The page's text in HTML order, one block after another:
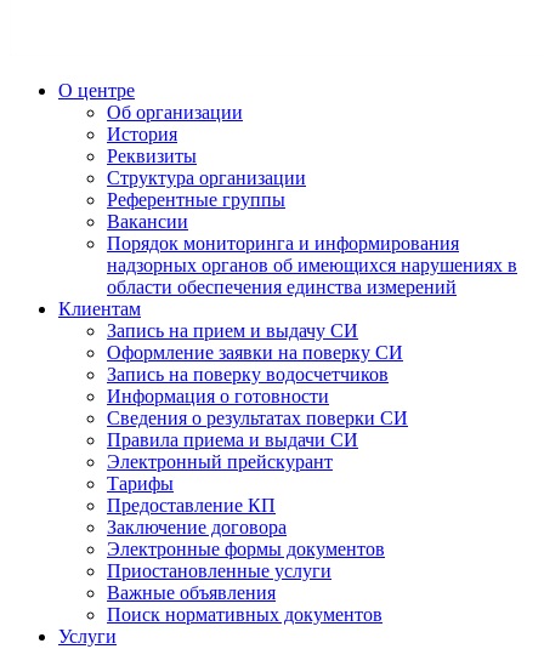
О центре
Об организации
История
Реквизиты
Структура организации
Референтные группы
Вакансии
Порядок мониторинга и информирования
надзорных органов об имеющихся нарушениях в
области обеспечения единства измерений
Клиентам
Запись на прием и выдачу СИ
Оформление заявки на поверку СИ
Запись на поверку водосчетчиков
Информация о готовности
Сведения о результатах поверки СИ
Правила приема и выдачи СИ
Электронный прейскурант
Тарифы
Предоставление КП
Заключение договора
Электронные формы документов
Приостановленные услуги
Важные объявления
Поиск нормативных документов
Услуги